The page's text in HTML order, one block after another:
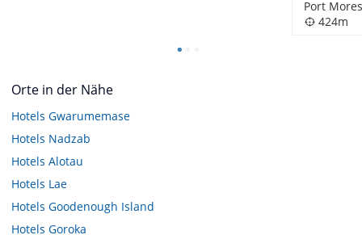
Port
424m
Orte in der Nähe
Hotels Gwarumemase
Hotels Nadzab
Hotels Alotau
Hotels Lae
Hotels Goodenough Island
Hotels Goroka